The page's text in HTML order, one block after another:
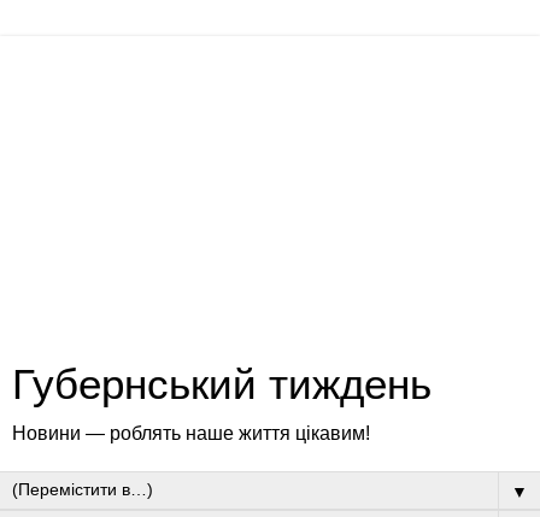
Губернський тиждень
Новини — роблять наше життя цікавим!
▼